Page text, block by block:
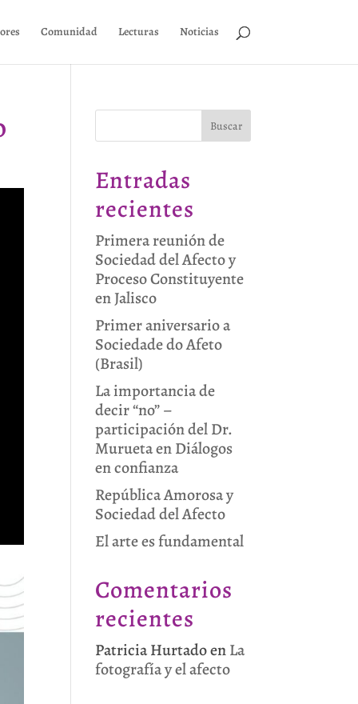
Comunidad Lecturas Noticias
Buscar
Entradas
recientes
Primera reunión de
Sociedad del Afecto y
Proceso Constituyente
en Jalisco
Primer aniversario a
Sociedade do Afeto
(Brasil)
La importancia de
decir “no” –
participación del Dr.
Murueta en Diálogos
en confianza
República Amorosa y
Sociedad del Afecto
El arte es fundamental
Comentarios
recientes
Patricia HurtadoenLa
fotografía y el afecto